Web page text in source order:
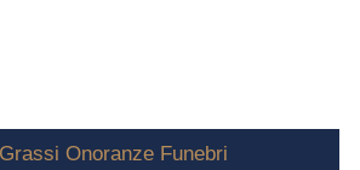
Grassi Onoranze Funebri